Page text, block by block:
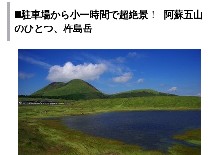
◼️駐車場から小一時間で超絶景！ 阿蘇五山
のひとつ、杵島岳